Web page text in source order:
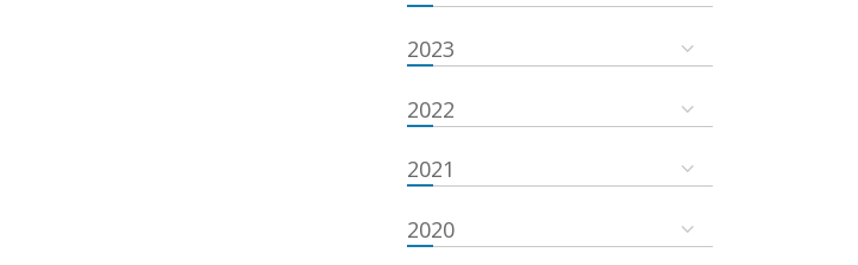
2023
2022
2021
2020